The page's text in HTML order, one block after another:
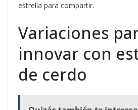
estrella para compartir.
Variaciones
innovar con
de cerdo